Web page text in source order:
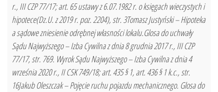
r., III CZP 77/17; art. 65 ustawy z 6.07.1982 r. o księgach wieczystych i
hipotece(Dz.U. z 2019 r. poz. 2204), str. 3Tomasz Justyński – Hipoteka
a sądowe zniesienie odrębnej własności lokalu.Glosa do uchwały
Sądu Najwyższego – Izba Cywilna z dnia 8 grudnia 2017 r., III CZP
77/17, str. 769. Wyrok Sądu Najwyższego – Izba Cywilna z dnia 4
września 2020 r., II CSK 749/18; art. 435 § 1, art. 436 § 1 k.c., str.
16Jakub Oleszczak – Pojęcie ruchu pojazdu mechanicznego. Glosa do